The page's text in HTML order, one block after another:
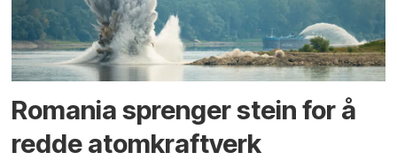
Romania sprenger stein for å
redde atomkraftverk